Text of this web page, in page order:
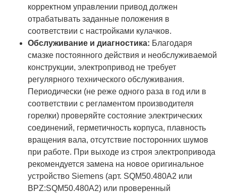
корректном управлении привод должен
отрабатывать заданные положения в
соответствии с настройками кулачков.
Обслуживание и диагностика: Благодаря
смазке постоянного действия и необслуживаемой
конструкции, электропривод не требует
регулярного технического обслуживания.
Периодически (не реже одного раза в год или в
соответствии с регламентом производителя
горелки) проверяйте состояние электрических
соединений, герметичность корпуса, плавность
вращения вала, отсутствие посторонних шумов
при работе. При выходе из строя электропривода
рекомендуется замена на новое оригинальное
устройство Siemens (арт. SQM50.480A2 или
BPZ:SQM50.480A2) или проверенный